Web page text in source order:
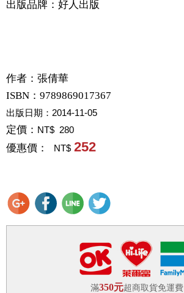
出版品牌：好人出版
作者： 張倩華
ISBN：9789869017367
出版日期： 2014-11-05
定價： NT$ 280
優惠價： NT$ 252
滿350元超商取貨免運費